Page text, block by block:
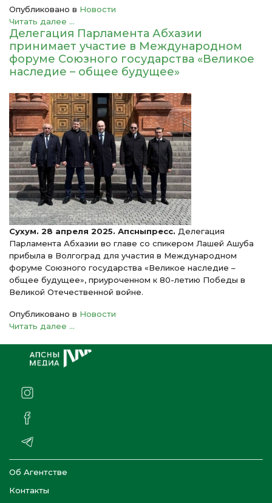
Опубликовано в Новости
Читать далее ...
Делегация Парламента Абхазии
принимает участие в Международном
форуме Союзного государства «Великое
наследие – общее будущее»
Сухум. 28 апреля 2025. Апсныпресс. Делегация
Парламента Абхазии во главе со спикером Лашей Ашуба
прибыла в Волгоград для участия в Международном
форуме Союзного государства «Великое наследие –
общее будущее», приуроченном к 80-летию Победы в
Великой Отечественной войне.
Опубликовано в Новости
Читать далее ...
Об Агентстве
Контакты